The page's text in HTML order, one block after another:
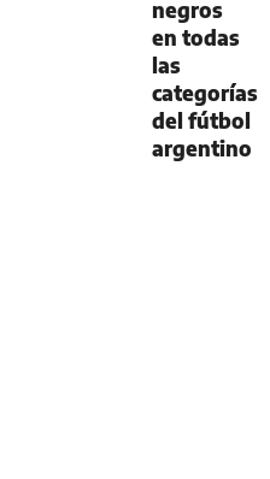
negros
en todas
las
categorías
del fútbol
argentino